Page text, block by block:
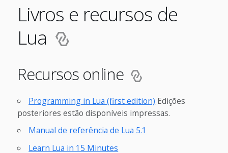
Livros e recursos de
Lua
Recursos online
Programming in Lua (first edition) Edições
posteriores estão disponíveis impressas.
Manual de referência de Lua 5.1
Learn Lua in 15 Minutes